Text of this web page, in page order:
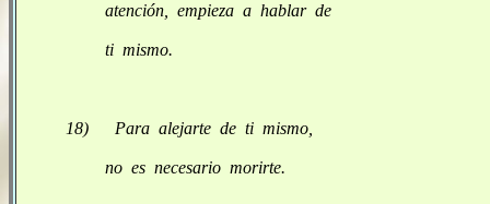
atención, empieza a hablar de
ti mismo.
18) Para alejarte de ti mismo,
no es necesario morirte.